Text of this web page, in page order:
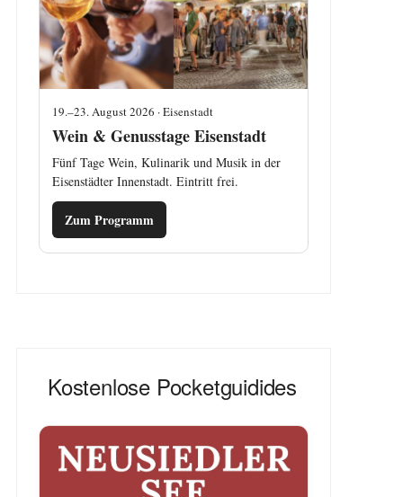
19.–23. August 2026 · Eisenstadt
Wein & Genusstage Eisenstadt
Fünf Tage Wein, Kulinarik und Musik in der
Eisenstädter Innenstadt. Eintritt frei.
Zum Programm
Kostenlose Pocketguidides